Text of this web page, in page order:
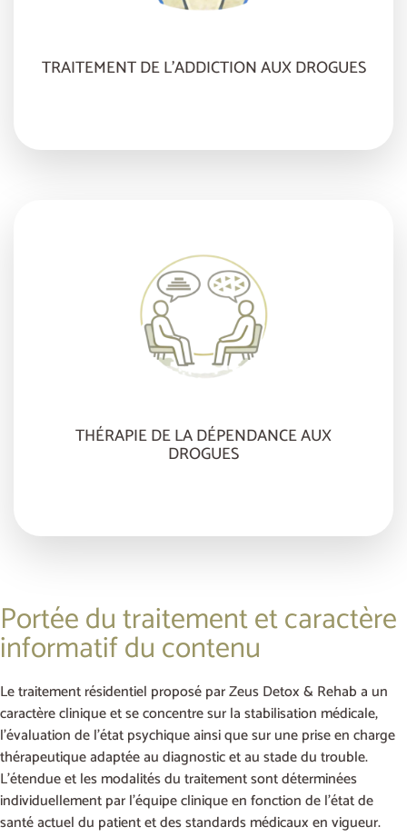
TRAITEMENT DE L’ADDICTION AUX DROGUES
THÉRAPIE DE LA DÉPENDANCE AUX
DROGUES
Portée du traitement et caractère
informatif du contenu
Le traitement résidentiel proposé par Zeus Detox & Rehab a un
caractère clinique et se concentre sur la stabilisation médicale,
l’évaluation de l’état psychique ainsi que sur une prise en charge
thérapeutique adaptée au diagnostic et au stade du trouble.
L’étendue et les modalités du traitement sont déterminées
individuellement par l’équipe clinique en fonction de l’état de
santé actuel du patient et des standards médicaux en vigueur.